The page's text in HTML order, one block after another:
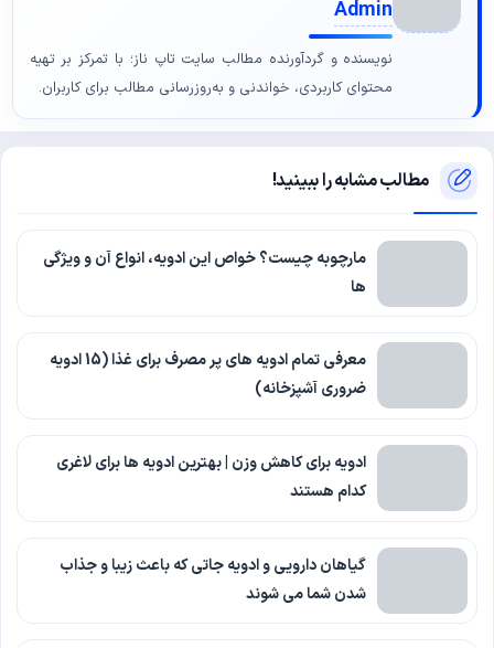
Admin
نویسنده و گردآورنده مطالب سایت تاپ ناز؛ با تمرکز بر تهیه
محتوای کاربردی، خواندنی و به‌روزرسانی مطالب برای کاربران.
مطالب مشابه را ببینید!
مارچوبه چیست؟ خواص این ادویه، انواع آن و ویژگی
ها
معرفی تمام ادویه های پر مصرف برای غذا (15 ادویه
ضروری آشپزخانه)
ادویه برای کاهش وزن | بهترین ادویه ها برای لاغری
کدام هستند
گیاهان دارویی و ادویه جاتی که باعث زیبا و جذاب
شدن شما می شوند